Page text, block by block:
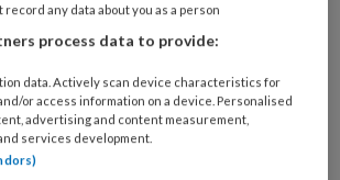
ongeveer een derde van de
door griepachtige klachten
een kwart door corona. De
werkvloer is groot, omdat er al
en hoog verzuim door onder
klachten. Daar komt de
record any data about you as a person
process data to provide:
data. Actively scan device characteristics for
or access information on a device. Personalised
advertising and content measurement,
services development.